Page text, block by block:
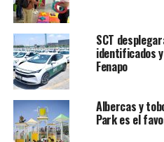
generar herramientas
personas mejorar su calidad
alternativas de crecimiento.
TEMAS RELACIONADOS
YA VIENE
Arranca venta de boletos
SCT
identificados
Fenapo
Albercas y
Park es el